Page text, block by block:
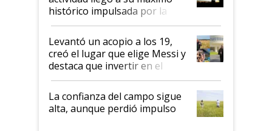
récord
histórico impulsada por la
cosecha y las exportaciones
Levantó un acopio a los 19,
creó el lugar que elige Messi y
destaca que invertir en el
kirchnerismo era como "darle
plata a un hijo para droga":
Juan Félix Rossetti, el libertario
que de una dura crisis salió
La confianza del campo sigue
alta, aunque perdió impulso